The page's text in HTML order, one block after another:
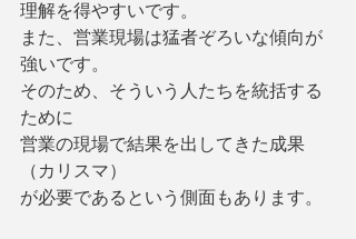
理解を得やすいです。
また、営業現場は猛者ぞろいな傾向が
強いです。
そのため、そういう人たちを統括する
ために
営業の現場で結果を出してきた成果
（カリスマ）
が必要であるという側面もあります。